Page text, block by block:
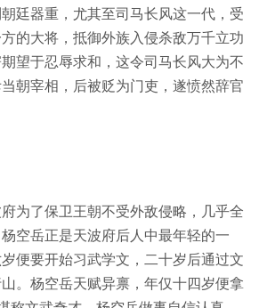
廷器重，尤其至司马长风这一代，受
的大将，抵御外族入侵杀敌万千立功
望于忍辱求和，这令司马长风大为不
朝宰相，后被贬为门吏，遂愤然辞官
为了保卫王朝不受外敌侵略，几乎全
空岳正是天波府后人中最年轻的一
便要开始习武学文，二十岁后通过文
。杨空岳天赋异禀，年仅十四岁便拿